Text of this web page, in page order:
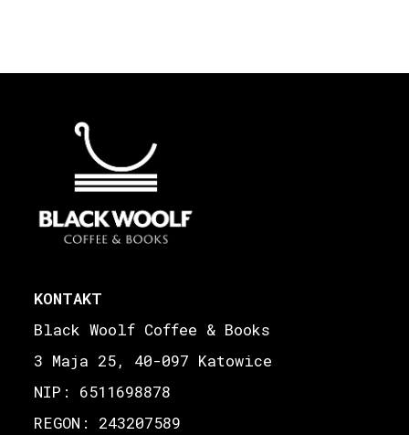
KONTAKT
Black Woolf Coffee & Books
3 Maja 25, 40-097 Katowice
NIP: 6511698878
REGON: 243207589